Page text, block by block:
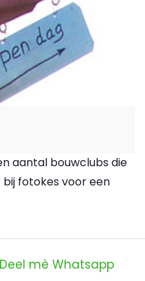
aantal bouwclubs die
bij fotokes voor een
Deel mè Whatsapp